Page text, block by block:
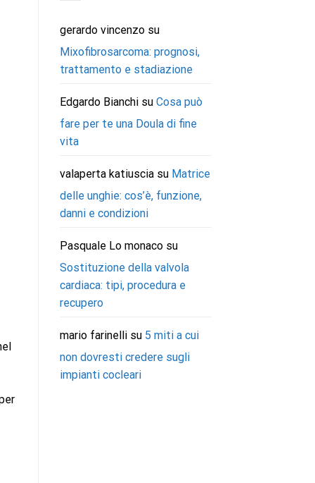
gerardo vincenzosu
Mixofibrosarcoma: prognosi,
trattamento e stadiazione
Edgardo Bianchisu Cosa può
fare per te una Doula di fine
vita
valaperta katiusciasu Matrice
delle unghie: cos’è, funzione,
danni e condizioni
Pasquale Lo monacosu
Sostituzione della valvola
cardiaca: tipi, procedura e
recupero
mario farinellisu 5 miti a cui
non dovresti credere sugli
impianti cocleari